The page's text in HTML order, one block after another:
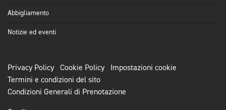
Abbigliamento
Notizie ed eventi
Privacy Policy Cookie Policy
Impostazioni cookie
Termini e condizioni del sito
Condizioni Generali di Prenotazione